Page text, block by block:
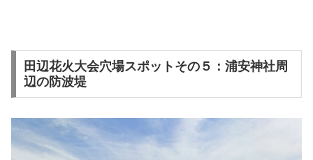
田辺花火大会穴場スポットその５：浦安神社周
辺の防波堤